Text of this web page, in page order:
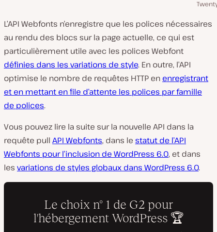
L’API Webfonts n’enregistre que les polices nécessaires
au rendu des blocs sur la page actuelle, ce qui est
particulièrement utile avec les polices Webfont
définies dans les variations de style. En outre, l’API
optimise le nombre de requêtes HTTP en enregistrant
et en mettant en file d’attente les polices par famille
de polices.
Vous pouvez lire la suite sur la nouvelle API dans la
requête pull API Webfonts, dans le statut de l’API
Webfonts pour l’inclusion de WordPress 6.0, et dans
les variations de styles globaux dans WordPress 6.0.